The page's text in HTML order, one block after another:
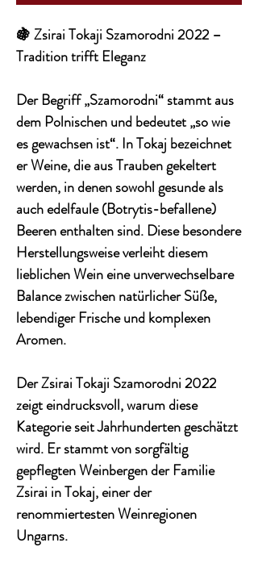
🍇 Zsirai Tokaji Szamorodni 2022 –
Tradition trifft Eleganz
Der Begriff„Szamorodni“stammt aus
dem Polnischen und bedeutet „so wie
es gewachsen ist“. In Tokaj bezeichnet
er Weine, die aus Trauben gekeltert
werden, in denen sowohl gesunde als
auch edelfaule (Botrytis-befallene)
Beeren enthalten sind. Diese besondere
Herstellungsweise verleiht diesem
lieblichen Wein eine unverwechselbare
Balance zwischen natürlicher Süße,
lebendiger Frische und komplexen
Aromen.
DerZsirai Tokaji Szamorodni 2022
zeigt eindrucksvoll, warum diese
Kategorie seit Jahrhunderten geschätzt
wird. Er stammt von sorgfältig
gepflegten Weinbergen der Familie
Zsirai in Tokaj, einer der
renommiertesten Weinregionen
Ungarns.